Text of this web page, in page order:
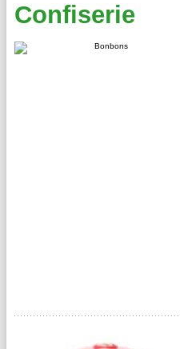
Confiserie